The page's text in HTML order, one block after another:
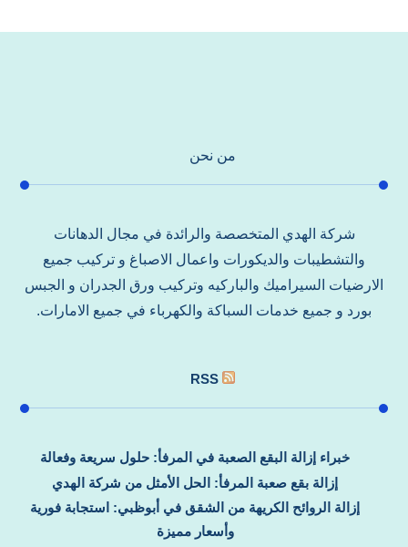
من نحن
شركة الهدي المتخصصة والرائدة في مجال الدهانات
والتشطيبات والديكورات واعمال الاصباغ و تركيب جميع
الارضيات السيراميك والباركيه وتركيب ورق الجدران و الجبس
بورد و جميع خدمات السباكة والكهرباء في جميع الامارات.
RSS
خبراء إزالة البقع الصعبة في المرفأ: حلول سريعة وفعالة
إزالة بقع صعبة المرفأ: الحل الأمثل من شركة الهدي
إزالة الروائح الكريهة من الشقق في أبوظبي: استجابة فورية
وأسعار مميزة